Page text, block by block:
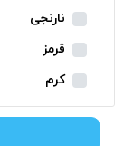
کاپشن شارژی
دیوالت - Dewalt
رونیکس - Ronix
ماکیتا - Makita
متابو - Metabo
نارنجی
قرمز
کرم
سبز